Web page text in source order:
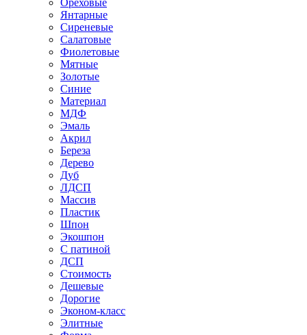
Ореховые
Янтарные
Сиреневые
Салатовые
Фиолетовые
Мятные
Золотые
Синие
Материал
МДФ
Эмаль
Акрил
Береза
Дерево
Дуб
ЛДСП
Массив
Пластик
Шпон
Экошпон
С патиной
ДСП
Стоимость
Дешевые
Дорогие
Эконом-класс
Элитные